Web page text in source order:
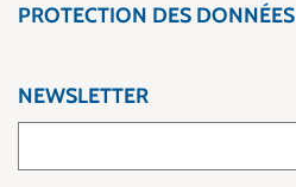
PROTECTION DES DONNÉES
NEWSLETTER